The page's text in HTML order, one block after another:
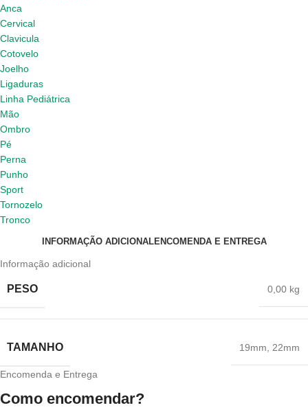
Anca
Cervical
Clavicula
Cotovelo
Joelho
Ligaduras
Linha Pediátrica
Mão
Ombro
Pé
Perna
Punho
Sport
Tornozelo
Tronco
INFORMAÇÃO ADICIONALENCOMENDA E ENTREGA
Informação adicional
PESO 0,00 kg
TAMANHO 19mm, 22mm
Encomenda e Entrega
Como encomendar?